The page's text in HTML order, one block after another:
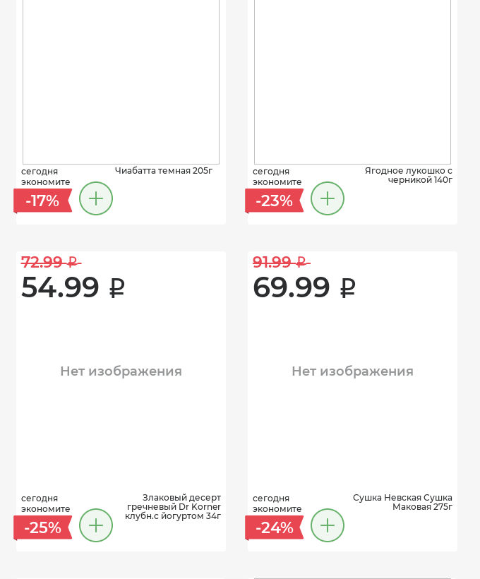
сегодня
экономите
-17%
Чиабатта темная 205г
сегодня
экономите
-23%
Ягодное лукошко с
черникой 140г
72.99 i
54.99 i
Нет изображения
сегодня
экономите
-25%
Злаковый десерт
гречневый Dr Korner
клубн.с йогуртом 34г
91.99 i
69.99 i
Нет изображения
сегодня
экономите
-24%
Сушка Невская Сушка
Маковая 275г